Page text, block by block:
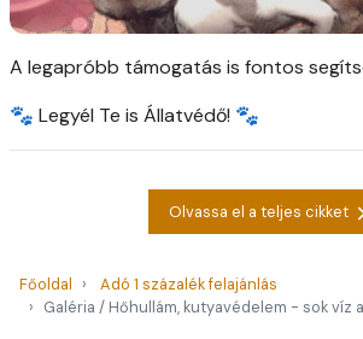
A legapróbb támogatás is fontos
🐾 Legyél Te is Állatvédő! 🐾
Olvassa el a teljes cikket
Főoldal
Adó 1 százalék felajánlás
Galéria / Hőhullám, kutyavédelem - sok víz